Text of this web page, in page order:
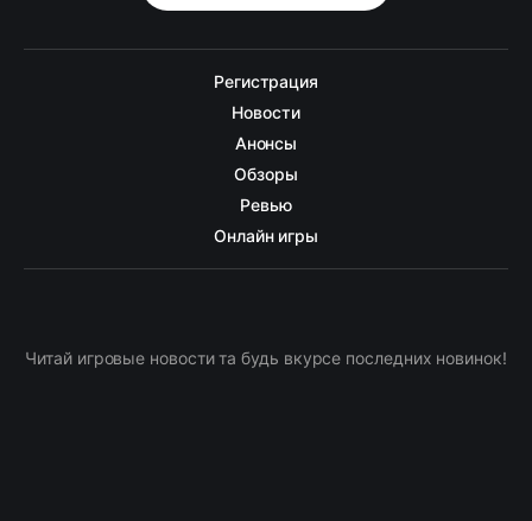
Регистрация
Новости
Анонсы
Обзоры
Ревью
Онлайн игры
Читай игровые новости та будь вкурсе последних новинок!